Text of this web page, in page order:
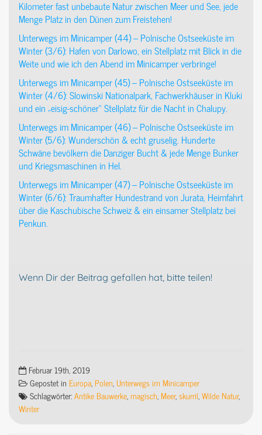
Kilometer fast unbebaute Natur zwischen Meer und See, jede
Menge Platz in den Dünen zum Freistehen!
Unterwegs im Minicamper (44) – Polnische Ostseeküste im
Winter (3/6): Hafen von Darlowo, ein Stellplatz mit Blick in die
Weite und wie ich den Abend im Minicamper verbringe!
Unterwegs im Minicamper (45) – Polnische Ostseeküste im
Winter (4/6): Slowinski Nationalpark, Fachwerkhäuser in Kluki
und ein „eisig-schöner“ Stellplatz für die Nacht in Chalupy.
Unterwegs im Minicamper (46) – Polnische Ostseeküste im
Winter (5/6): Wunderschön & echt gruselig. Hunderte
Schwäne bevölkern die Danziger Bucht & jede Menge Bunker
und Kriegsmaschinen in Hel.
Unterwegs im Minicamper (47) – Polnische Ostseeküste im
Winter (6/6): Traumhafter Hundestrand von Jurata, Heimfahrt
über die Kaschubische Schweiz & ein einsamer Stellplatz bei
Penkun.
Wenn Dir der Beitrag gefallen hat, bitte teilen!
Februar 19th, 2019
Gepostet in Europa, Polen, Unterwegs im Minicamper
Schlagwörter:Antike Bauwerke,magisch,Meer,skurril,Wilde Natur,
Winter